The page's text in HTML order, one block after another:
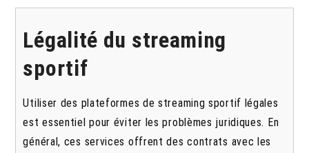
Légalité du streaming
sportif
Utiliser des plateformes de streaming sportif légales
est essentiel pour éviter les problèmes juridiques. En
général, ces services offrent des contrats avec les